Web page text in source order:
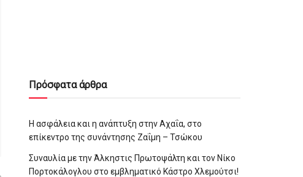
Πρόσφατα άρθρα
Η ασφάλεια και η ανάπτυξη στην Αχαΐα, στο
επίκεντρο της συνάντησης Ζαΐμη – Τσώκου
Συναυλία με την Άλκηστις Πρωτοψάλτη και τον Νίκο
Πορτοκάλογλου στο εμβληματικό Κάστρο Χλεμούτσι!